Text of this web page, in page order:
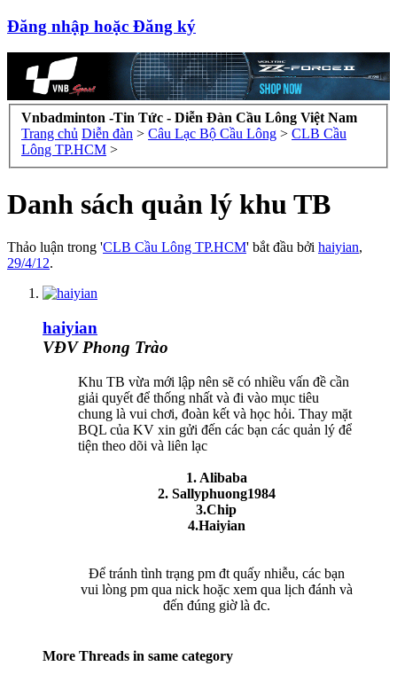
Đăng nhập hoặc Đăng ký
Vnbadminton -Tin Tức - Diễn Đàn Cầu Lông Việt Nam
Trang chủ Diễn đàn > Câu Lạc Bộ Cầu Lông > CLB Cầu
Lông TP.HCM >
Danh sách quản lý khu TB
Thảo luận trong 'CLB Cầu Lông TP.HCM' bắt đầu bởi haiyian,
29/4/12.
haiyian
VĐV Phong Trào
Khu TB vừa mới lập nên sẽ có nhiều vấn đề cần
giải quyết để thống nhất và đi vào mục tiêu
chung là vui chơi, đoàn kết và học hỏi. Thay mặt
BQL của KV xin gửi đến các bạn các quản lý để
tiện theo dõi và liên lạc
1. Alibaba
2. Sallyphuong1984
3.Chip
4.Haiyian
Để tránh tình trạng pm đt quấy nhiễu, các bạn
vui lòng pm qua nick hoặc xem qua lịch đánh và
đến đúng giờ là đc.
More Threads in same category